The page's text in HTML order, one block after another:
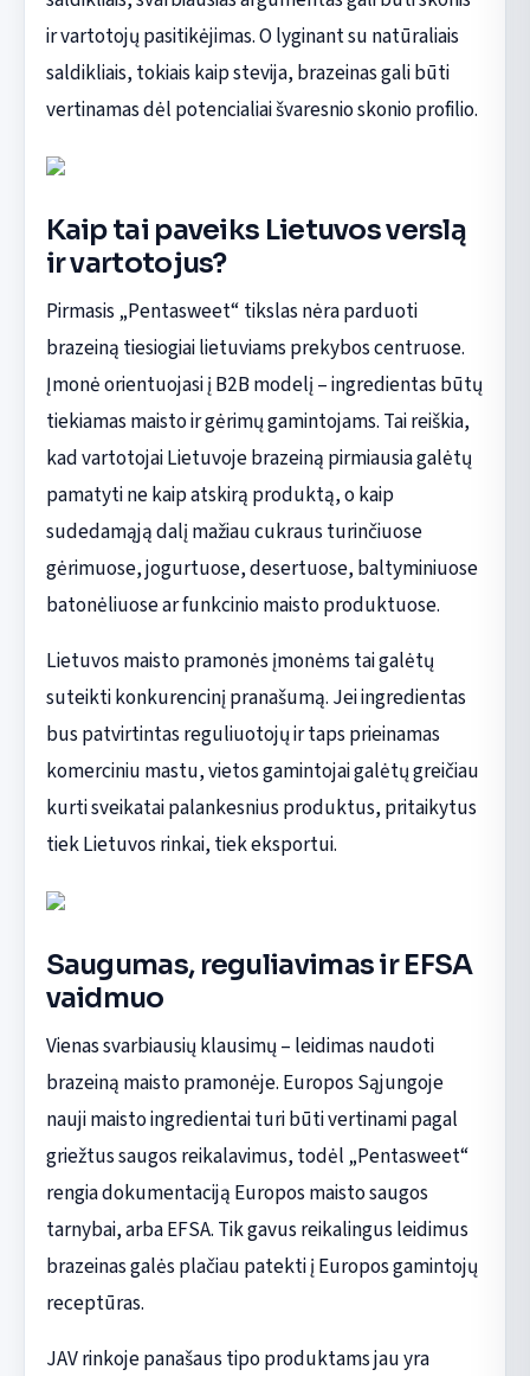
ir vartotojų pasitikėjimas. O lyginant su natūraliais
saldikliais, tokiais kaip stevija, brazeinas gali būti
vertinamas dėl potencialiai švaresnio skonio profilio.
Kaip tai paveiks Lietuvos verslą
ir vartotojus?
Pirmasis „Pentasweet“ tikslas nėra parduoti
brazeiną tiesiogiai lietuviams prekybos centruose.
Įmonė orientuojasi į B2B modelį – ingredientas būtų
tiekiamas maisto ir gėrimų gamintojams. Tai reiškia,
kad vartotojai Lietuvoje brazeiną pirmiausia galėtų
pamatyti ne kaip atskirą produktą, o kaip
sudedamąją dalį mažiau cukraus turinčiuose
gėrimuose, jogurtuose, desertuose, baltyminiuose
batonėliuose ar funkcinio maisto produktuose.
Lietuvos maisto pramonės įmonėms tai galėtų
suteikti konkurencinį pranašumą. Jei ingredientas
bus patvirtintas reguliuotojų ir taps prieinamas
komerciniu mastu, vietos gamintojai galėtų greičiau
kurti sveikatai palankesnius produktus, pritaikytus
tiek Lietuvos rinkai, tiek eksportui.
Saugumas, reguliavimas ir EFSA
vaidmuo
Vienas svarbiausių klausimų – leidimas naudoti
brazeiną maisto pramonėje. Europos Sąjungoje
nauji maisto ingredientai turi būti vertinami pagal
griežtus saugos reikalavimus, todėl „Pentasweet“
rengia dokumentaciją Europos maisto saugos
tarnybai, arba EFSA. Tik gavus reikalingus leidimus
brazeinas galės plačiau patekti į Europos gamintojų
receptūras.
JAV rinkoje panašaus tipo produktams jau yra